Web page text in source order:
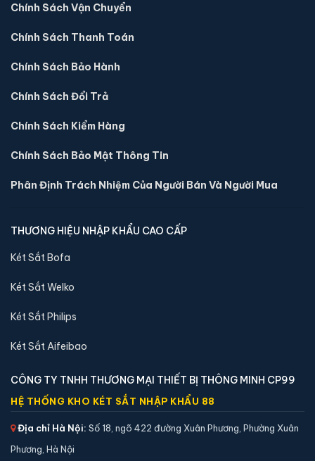
Két sắt mini Liberty LB30S chính hãng
🔒 Khoá:Khóa điện tử
🛡️ Bảo hành:
4,290,000 đ
Chính Sách Vận Chuyển
Chính Sách Thanh Toán
Chính Sách Bảo Hành
Chính Sách Đổi Trả
Chính Sách Kiểm Hàng
Chính Sách Bảo Mật Thông Tin
Phân Định Trách Nhiệm Của Người Bán Và Người Mua
THƯƠNG HIỆU NHẬP KHẨU CAO CẤP
Két Sắt Bofa
Két Sắt Welko
Két Sắt Philips
Két Sắt Aifeibao
CÔNG TY TNHH THƯƠNG MẠI THIẾT BỊ THÔNG MINH CP99
HỆ THỐNG KHO KÉT SẮT NHẬP KHẨU 88
Địa chỉ Hà Nội: Số 18, ngõ 422 đường Xuân Phương, Phường Xuân
Phương, Hà Nội